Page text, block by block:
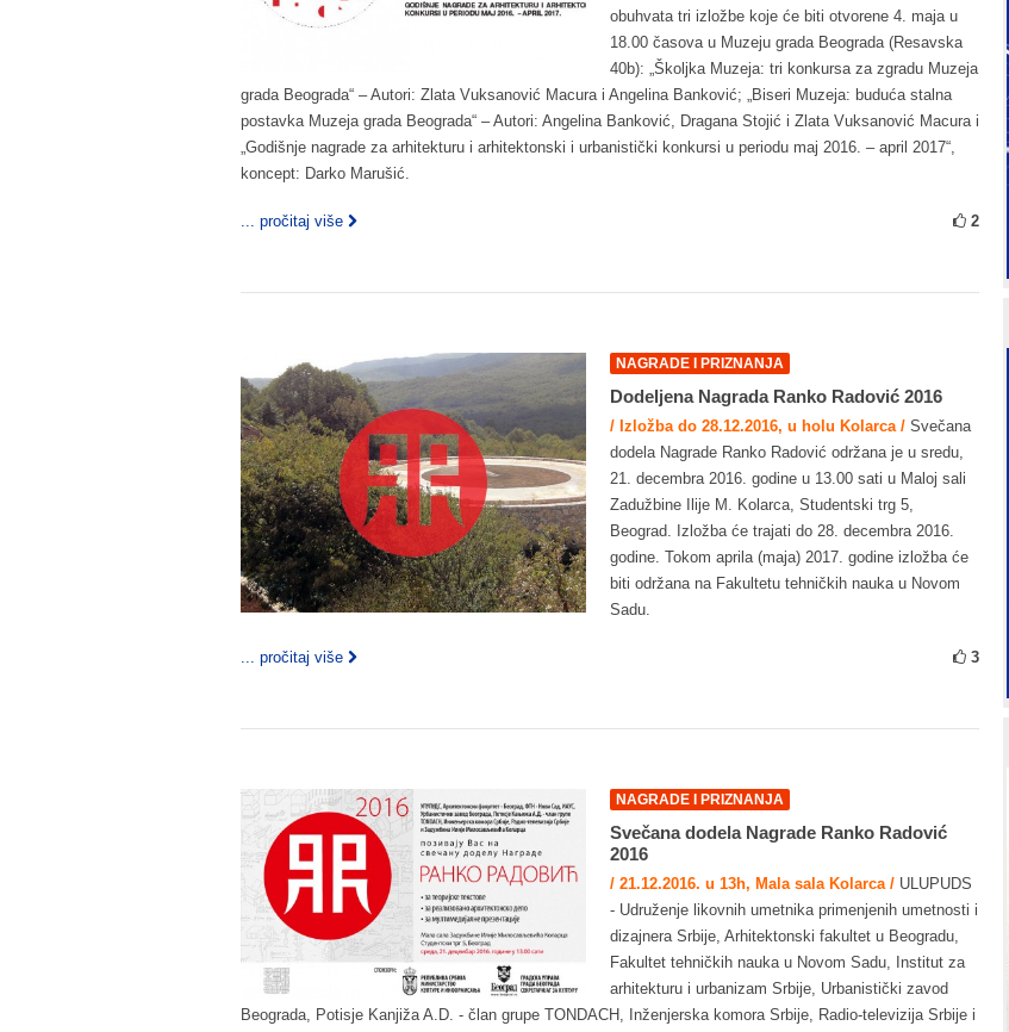
obuhvata tri izložbe koje će biti otvorene 4. maja u
18.00 časova u Muzeju grada Beograda (Resavska
40b): „Školjka Muzeja: tri konkursa za zgradu Muzeja
grada Beograda“ – Autori: Zlata Vuksanović Macura i Angelina Banković; „Biseri Muzeja: buduća stalna
postavka Muzeja grada Beograda“ – Autori: Angelina Banković, Dragana Stojić i Zlata Vuksanović Macura i
„Godišnje nagrade za arhitekturu i arhitektonski i urbanistički konkursi u periodu maj 2016. – april 2017“,
koncept: Darko Marušić.
... pročitaj više 2
NAGRADE I PRIZNANJA
Dodeljena Nagrada Ranko Radović 2016
/ Izložba do 28.12.2016, u holu Kolarca / Svečana
dodela Nagrade Ranko Radović održana je u sredu,
21. decembra 2016. godine u 13.00 sati u Maloj sali
Zadužbine Ilije M. Kolarca, Studentski trg 5,
Beograd. Izložba će trajati do 28. decembra 2016.
godine. Tokom aprila (maja) 2017. godine izložba će
biti održana na Fakultetu tehničkih nauka u Novom
Sadu.
... pročitaj više 3
NAGRADE I PRIZNANJA
Svečana dodela Nagrade Ranko Radović
2016
/ 21.12.2016. u 13h, Mala sala Kolarca / ULUPUDS
- Udruženje likovnih umetnika primenjenih umetnosti i
dizajnera Srbije, Arhitektonski fakultet u Beogradu,
Fakultet tehničkih nauka u Novom Sadu, Institut za
arhitekturu i urbanizam Srbije, Urbanistički zavod
Beograda, Potisje Kanjiža A.D. - član grupe TONDACH, Inženjerska komora Srbije, Radio-televizija Srbije i